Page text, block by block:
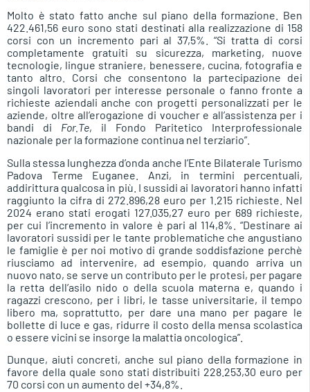
Molto è stato fatto anche sul piano della formazione. Ben
422.461,56 euro sono stati destinati alla realizzazione di 158
corsi con un incremento pari al 37,5%. “Si tratta di corsi
completamente gratuiti su sicurezza, marketing, nuove
tecnologie, lingue straniere, benessere, cucina, fotografia e
tanto altro. Corsi che consentono la partecipazione dei
singoli lavoratori per interesse personale o fanno fronte a
richieste aziendali anche con progetti personalizzati per le
aziende, oltre all’erogazione di voucher e all’assistenza per i
bandi di For.Te, il Fondo Paritetico Interprofessionale
nazionale per la formazione continua nel terziario”.
Sulla stessa lunghezza d’onda anche l’Ente Bilaterale Turismo
Padova Terme Euganee. Anzi, in termini percentuali,
addirittura qualcosa in più. I sussidi ai lavoratori hanno infatti
raggiunto la cifra di 272.896,28 euro per 1.215 richieste. Nel
2024 erano stati erogati 127.035,27 euro per 689 richieste,
per cui l’incremento in valore è pari al 114,8%. “Destinare ai
lavoratori sussidi per le tante problematiche che angustiano
le famiglie è per noi motivo di grande soddisfazione perchè
riusciamo ad intervenire, ad esempio, quando arriva un
nuovo nato, se serve un contributo per le protesi, per pagare
la retta dell’asilo nido o della scuola materna e, quando i
ragazzi crescono, per i libri, le tasse universitarie, il tempo
libero ma, soprattutto, per dare una mano per pagare le
bollette di luce e gas, ridurre il costo della mensa scolastica
o essere vicini se insorge la malattia oncologica”.
Dunque, aiuti concreti, anche sul piano della formazione in
favore della quale sono stati distribuiti 228.253,30 euro per
70 corsi con un aumento del +34,8%.